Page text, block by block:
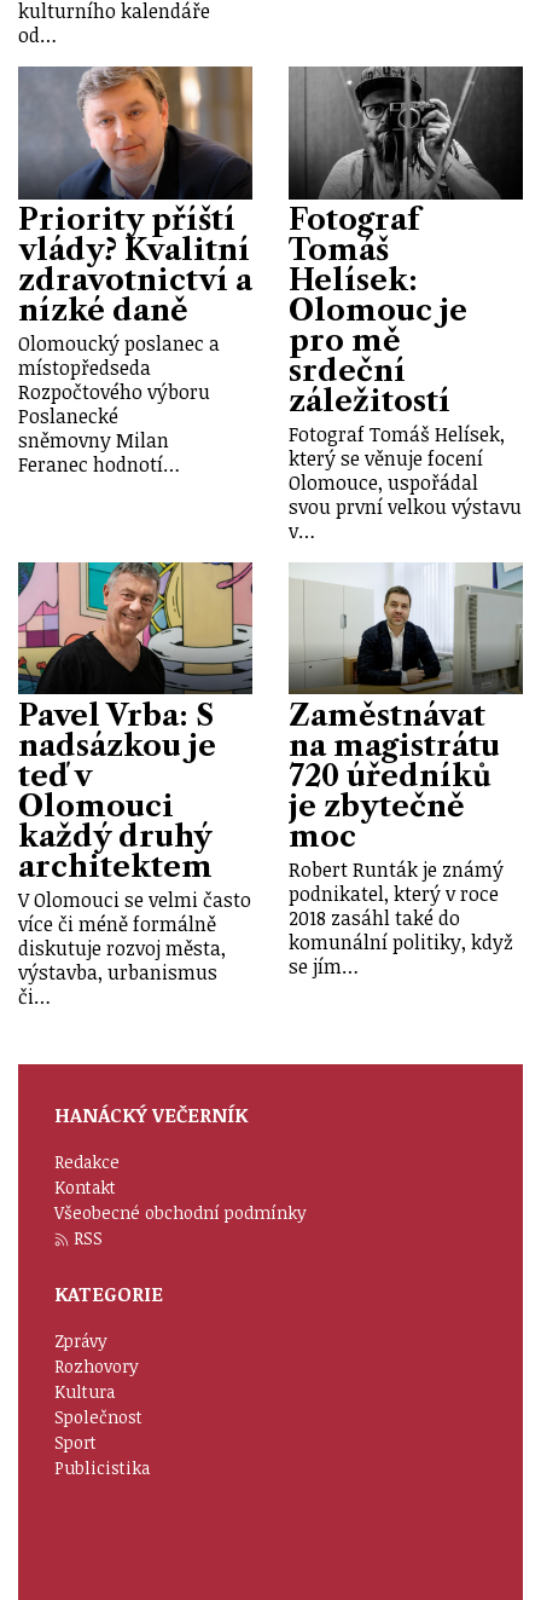
kulturního kalendáře
od…
Priority příští
vlády? Kvalitní
zdravotnictví a
nízké daně
Olomoucký poslanec a
místopředseda
Rozpočtového výboru
Poslanecké
sněmovny Milan
Feranec hodnotí…
Fotograf
Tomáš
Helísek:
Olomouc je
pro mě
srdeční
záležitostí
Fotograf Tomáš Helísek,
který se věnuje focení
Olomouce, uspořádal
svou první velkou výstavu
v…
Pavel Vrba: S
nadsázkou je
teď v
Olomouci
každý druhý
architektem
V Olomouci se velmi často
více či méně formálně
diskutuje rozvoj města,
výstavba, urbanismus
či…
Zaměstnávat
na magistrátu
720 úředníků
je zbytečně
moc
Robert Runták je známý
podnikatel, který v roce
2018 zasáhl také do
komunální politiky, když
se jím…
HANÁCKÝ VEČERNÍK
Redakce
Kontakt
Všeobecné obchodní podmínky
RSS
KATEGORIE
Zprávy
Rozhovory
Kultura
Společnost
Sport
Publicistika